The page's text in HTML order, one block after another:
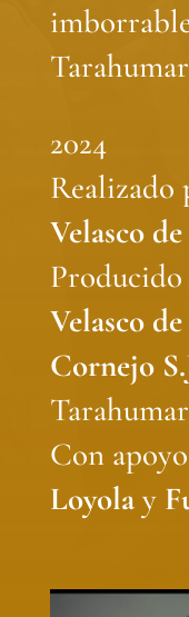
2024
Realizado
Velasco
Velasco
Cornejo
Con
Loyolay